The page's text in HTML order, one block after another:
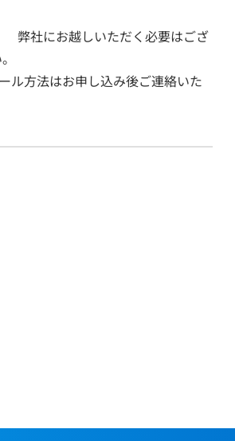
弊社にお越しいただく必要はござ
ル方法はお申し込み後ご連絡いた